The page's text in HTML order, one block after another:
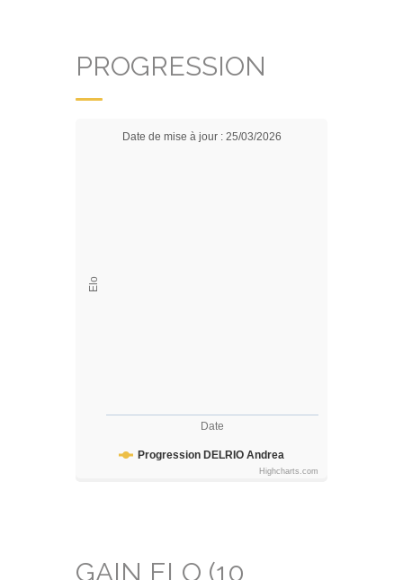
PROGRESSION
Date
Elo
Date de mise à jour : 25/03/2026
Progression DELRIO Andrea
Highcharts.com
GAIN ELO (10